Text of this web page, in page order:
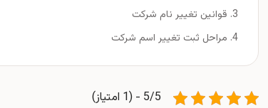
قوانین تغییر نام شرکت
مراحل ثبت تغییر اسم شرکت
5/5 - (1 امتیاز)